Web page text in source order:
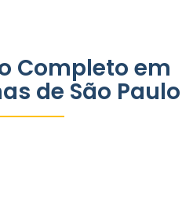
Completo em
de São Paulo